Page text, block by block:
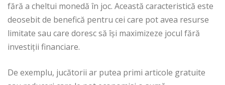
fără a cheltui monedă în joc. Această caracteristică este
deosebit de benefică pentru cei care pot avea resurse
limitate sau care doresc să își maximizeze jocul fără
investiții financiare.
De exemplu, jucătorii ar putea primi articole gratuite